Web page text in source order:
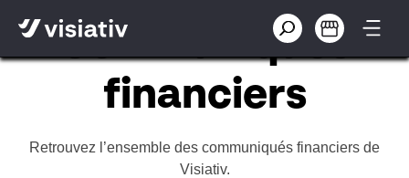
Communiqués
financiers
Retrouvez l’ensemble des communiqués financiers de
Visiativ.